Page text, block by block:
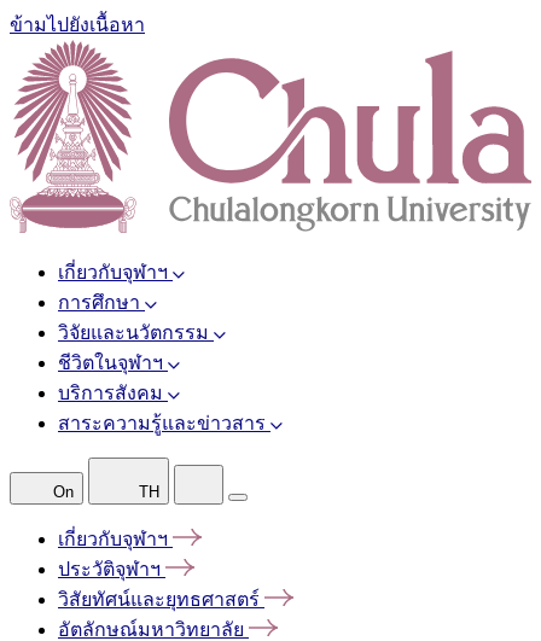
ข้ามไปยังเนื้อหา
เกี่ยวกับจุฬาฯ
การศึกษา
วิจัยและนวัตกรรม
ชีวิตในจุฬาฯ
บริการสังคม
สาระความรู้และข่าวสาร
On TH
เกี่ยวกับจุฬาฯ
ประวัติจุฬาฯ
วิสัยทัศน์และยุทธศาสตร์
อัตลักษณ์มหาวิทยาลัย